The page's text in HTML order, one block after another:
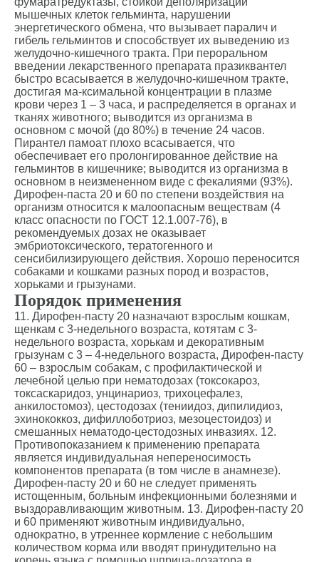
мышечных клеток гельминта, нарушении
энергетического обмена, что вызывает паралич и
гибель гельминтов и способствует их выведению из
желудочно-кишечного тракта. При пероральном
введении лекарственного препарата празиквантел
быстро всасывается в желудочно-кишечном тракте,
достигая ма-ксимальной концентрации в плазме
крови через 1 – 3 часа, и распределяется в органах и
тканях животного; выводится из организма в
основном с мочой (до 80%) в течение 24 часов.
Пирантел памоат плохо всасывается, что
обеспечивает его пролонгированное действие на
гельминтов в кишечнике; выводится из организма в
основном в неизмененном виде с фекалиями (93%).
Дирофен-паста 20 и 60 по степени воздействия на
организм относится к малоопасным веществам (4
класс опасности по ГОСТ 12.1.007-76), в
рекомендуемых дозах не оказывает
эмбриотоксического, тератогенного и
сенсибилизирующего действия. Хорошо переносится
собаками и кошками разных пород и возрастов,
хорьками и грызунами.
Порядок применения
11. Дирофен-пасту 20 назначают взрослым кошкам,
щенкам с 3-недельного возраста, котятам с 3-
недельного возраста, хорькам и декоративным
грызунам с 3 – 4-недельного возраста, Дирофен-пасту
60 – взрослым собакам, с профилактической и
лечебной целью при нематодозах (токсокароз,
токсаскаридоз, унцинариоз, трихоцефалез,
анкилостомоз), цестодозах (тениидоз, дипилидиоз,
эхинококкоз, дифиллоботриоз, мезоцестоидоз) и
смешанных нематодо-цестодозных инвазиях. 12.
Противопоказанием к применению препарата
является индивидуальная непереносимость
компонентов препарата (в том числе в анамнезе).
Дирофен-пасту 20 и 60 не следует применять
истощенным, больным инфекционными болезнями и
выздоравливающим животным. 13. Дирофен-пасту 20
и 60 применяют животным индивидуально,
однократно, в утреннее кормление с небольшим
количеством корма или вводят принудительно на
© 2015—2026 ООО «Сытая Морда»
Данный сайт носит информационный характер
Политика конфиденциальности
Согласие на обработку перс. данных
+7 (3452) 57-54-36Заказать звонок
Хотите у нас
работать?
Заполнить анкету
Правила оказания ветеринарной помощи
Реквизиты